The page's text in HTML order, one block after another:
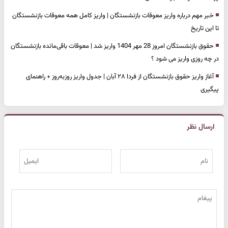
خبر مهم درباره واریز معوقات بازنشستگان | واریز کامل همه معوقات بازنشستگان
تا این تاریخ
حقوق بازنشستگان امروز 28 مهر 1404 واریز شد | معوقات باقی‌مانده بازنشستگان
در چه روزی واریز می شود ؟
آغاز واریز حقوق بازنشستگان از فردا ۲۸ آبان | جدول واریز روزبه‌روز + راهنمای
پیگیری
ارسال نظر